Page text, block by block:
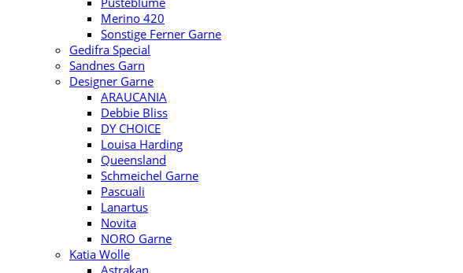
Merino 420
Sonstige Ferner Garne
Gedifra Special
Sandnes Garn
Designer Garne
ARAUCANIA
Debbie Bliss
DY CHOICE
Louisa Harding
Queensland
Schmeichel Garne
Pascuali
Lanartus
Novita
NORO Garne
Katia Wolle
Astrakan